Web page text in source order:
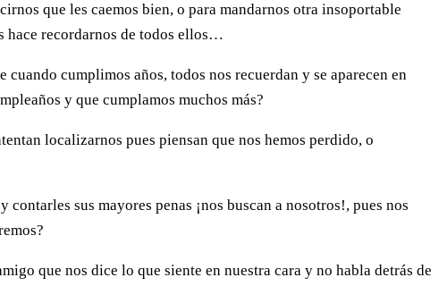
que les caemos bien, o para mandarnos otra insoportable
hace re­cordarnos de todos ellos…
cumplimos años, todos nos recuerdan y se aparecen en
y que cumpla­mos muchos más?
localizarnos pues piensan que nos hemos per­dido, o
sus ma­yores penas ¡nos buscan a no­sotros!, pues nos
que nos dice lo que siente en nuestra cara y no habla detrás de